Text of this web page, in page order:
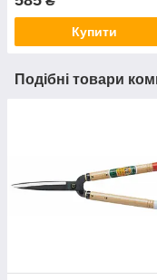
Купити
Подібні товари